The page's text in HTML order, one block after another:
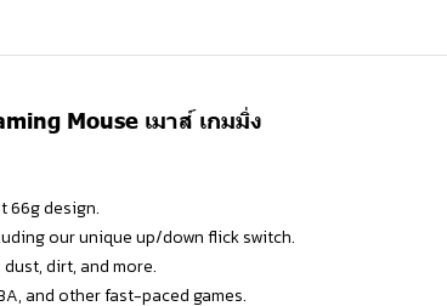
Mouse เมาส์ เกมมิ่ง
66g design.
our unique up/down flick switch.
dirt, and more.
and other fast-paced games.